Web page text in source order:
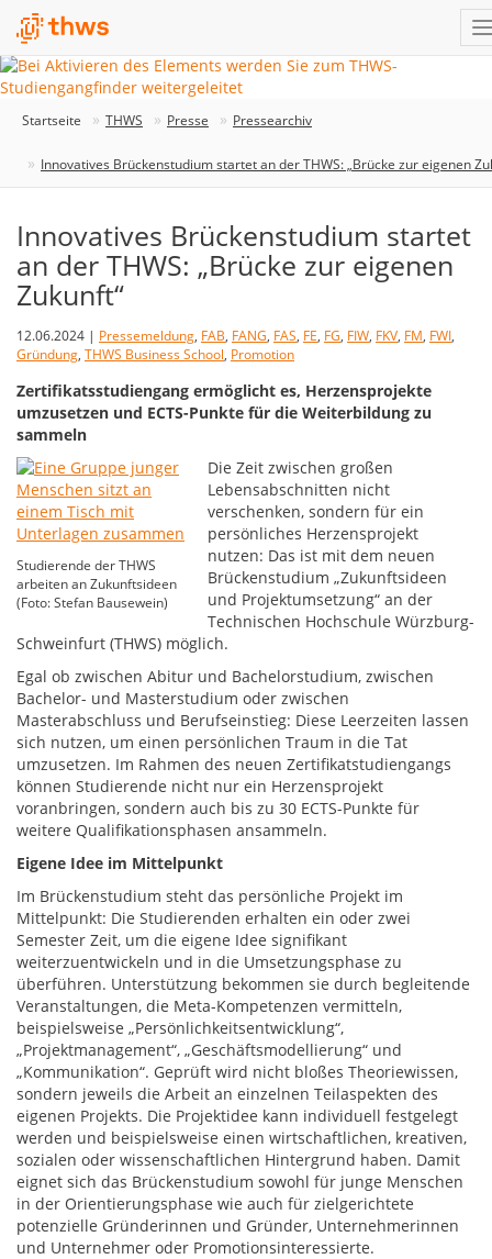
Startseite THWS Presse Pressearchiv
Innovatives Brückenstudium startet an der THWS: „Brücke zur eigenen
Innovatives Brückenstudium startet
an der THWS: „Brücke zur eigenen
Zukunft“
12.06.2024 | Pressemeldung, FAB, FANG, FAS, FE, FG, FIW, FKV, FM, FWI,
Gründung, THWS Business School, Promotion
Zertifikatsstudiengang ermöglicht es, Herzensprojekte
umzusetzen und ECTS-Punkte für die Weiterbildung zu
sammeln
Studierende der THWS
arbeiten an Zukunftsideen
(Foto: Stefan Bausewein)
Die Zeit zwischen großen
Lebensabschnitten nicht
verschenken, sondern für ein
persönliches Herzensprojekt
nutzen: Das ist mit dem neuen
Brückenstudium „Zukunftsideen
und Projektumsetzung“ an der
Technischen Hochschule Würzburg-
Schweinfurt (THWS) möglich.
Egal ob zwischen Abitur und Bachelorstudium, zwischen
Bachelor- und Masterstudium oder zwischen
Masterabschluss und Berufseinstieg: Diese Leerzeiten lassen
sich nutzen, um einen persönlichen Traum in die Tat
umzusetzen. Im Rahmen des neuen Zertifikatstudiengangs
können Studierende nicht nur ein Herzensprojekt
voranbringen, sondern auch bis zu 30 ECTS-Punkte für
weitere Qualifikationsphasen ansammeln.
Eigene Idee im Mittelpunkt
Im Brückenstudium steht das persönliche Projekt im
Mittelpunkt: Die Studierenden erhalten ein oder zwei
Semester Zeit, um die eigene Idee signifikant
weiterzuentwickeln und in die Umsetzungsphase zu
überführen. Unterstützung bekommen sie durch begleitende
Veranstaltungen, die Meta-Kompetenzen vermitteln,
beispielsweise „Persönlichkeitsentwicklung“,
„Projektmanagement“, „Geschäftsmodellierung“ und
„Kommunikation“. Geprüft wird nicht bloßes Theoriewissen,
sondern jeweils die Arbeit an einzelnen Teilaspekten des
eigenen Projekts. Die Projektidee kann individuell festgelegt
werden und beispielsweise einen wirtschaftlichen, kreativen,
sozialen oder wissenschaftlichen Hintergrund haben. Damit
eignet sich das Brückenstudium sowohl für junge Menschen
in der Orientierungsphase wie auch für zielgerichtete
potenzielle Gründerinnen und Gründer, Unternehmerinnen
und Unternehmer oder Promotionsinteressierte.